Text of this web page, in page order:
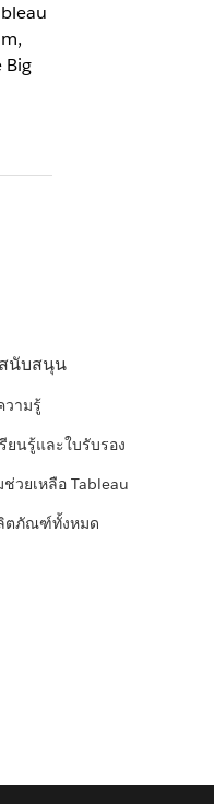
Big
นับสนุน
ามรู้
ยนรู้และใบรับรอง
วยเหลือ Tableau
ตภัณฑ์ทั้งหมด